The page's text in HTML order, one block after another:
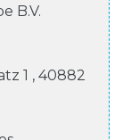
B.V.
1 , 40882